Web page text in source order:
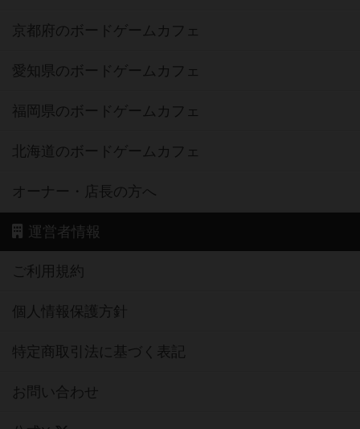
京都府のボードゲームカフェ
愛知県のボードゲームカフェ
福岡県のボードゲームカフェ
北海道のボードゲームカフェ
オーナー・店長の方へ
運営者情報
ご利用規約
個人情報保護方針
特定商取引法に基づく表記
お問い合わせ